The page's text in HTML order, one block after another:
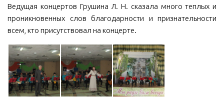
Ведущая концертов Грушина Л. Н. сказала много теплых и
проникновенных слов благодарности и признательности
всем, кто присутствовал на концерте.